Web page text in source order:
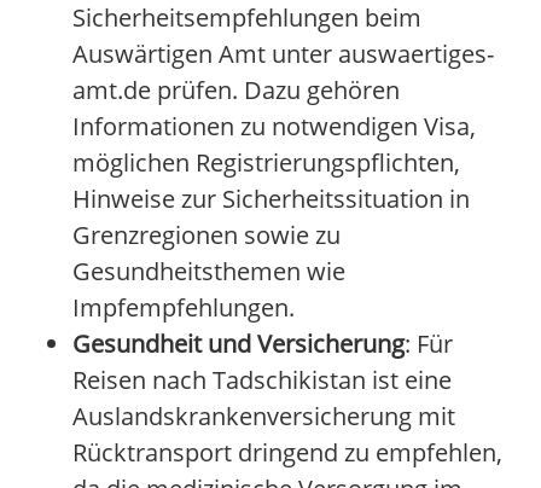
Sicherheitsempfehlungen beim
Auswärtigen Amt unter auswaertiges-
amt.de prüfen. Dazu gehören
Informationen zu notwendigen Visa,
möglichen Registrierungspflichten,
Hinweise zur Sicherheitssituation in
Grenzregionen sowie zu
Gesundheitsthemen wie
Impfempfehlungen.
Gesundheit und Versicherung: Für
Reisen nach Tadschikistan ist eine
Auslandskrankenversicherung mit
Rücktransport dringend zu empfehlen,